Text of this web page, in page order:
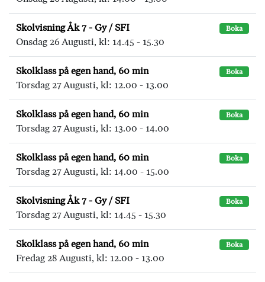
Skolvisning Åk 7 - Gy / SFI Boka
Onsdag 26 Augusti, kl: 14.45 - 15.30
Skolklass på egen hand, 60 min Boka
Torsdag 27 Augusti, kl: 12.00 - 13.00
Skolklass på egen hand, 60 min Boka
Torsdag 27 Augusti, kl: 13.00 - 14.00
Skolklass på egen hand, 60 min Boka
Torsdag 27 Augusti, kl: 14.00 - 15.00
Skolvisning Åk 7 - Gy / SFI Boka
Torsdag 27 Augusti, kl: 14.45 - 15.30
Skolklass på egen hand, 60 min Boka
Fredag 28 Augusti, kl: 12.00 - 13.00